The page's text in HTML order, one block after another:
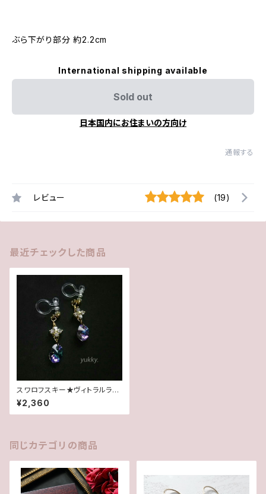
ぶら下がり部分 約2.2cm
International shipping available
Sold out
日本国内にお住まいの方向け
通報する
レビュー (19)
最近チェックした商品
スワロフスキー★ヴィトラルライ
ト★ノンホールピアス
¥2,360
同じカテゴリの商品